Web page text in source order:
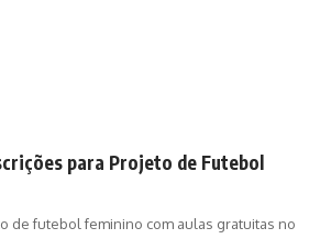
para Projeto de Futebol
de futebol feminino com aulas gratuitas no